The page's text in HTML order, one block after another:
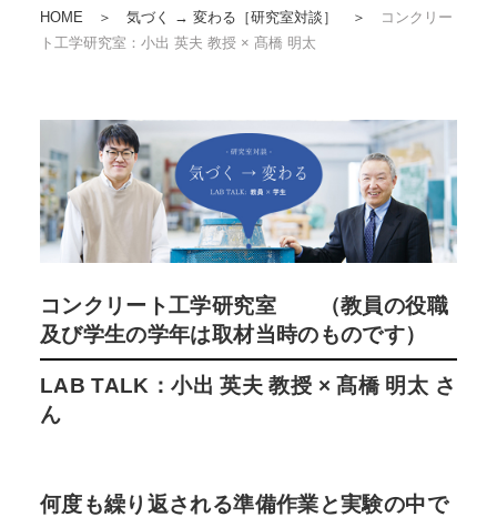
HOME ＞ 気づく → 変わる［研究室対談］ ＞
コンクリー
ト工学研究室：小出 英夫 教授 × 髙橋 明太
コンクリート工学研究室 （教員の役職
及び学生の学年は取材当時のものです）
LAB TALK：小出 英夫 教授 × 髙橋 明太 さ
ん
何度も繰り返される準備作業と実験の中で